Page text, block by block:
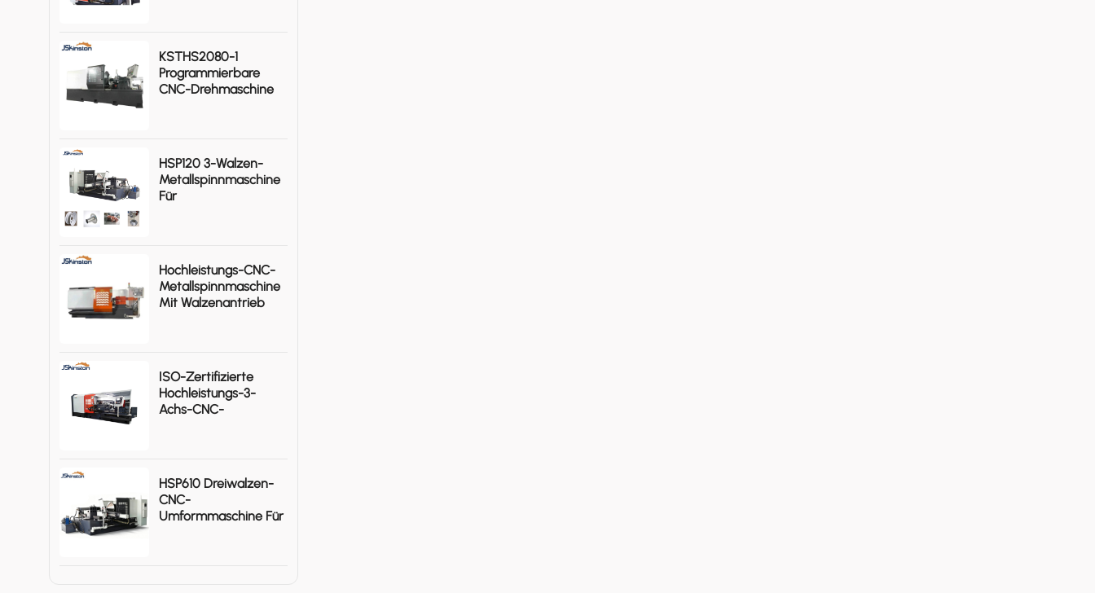
KSTHS2080-1
Programmierbare
CNC-Drehmaschine
HSP120 3-Walzen-
Metallspinnmaschine
Für
Hochleistungs-CNC-
Metallspinnmaschine
Mit Walzenantrieb
ISO-Zertifizierte
Hochleistungs-3-
Achs-CNC-
HSP610 Dreiwalzen-
CNC-
Umformmaschine Für